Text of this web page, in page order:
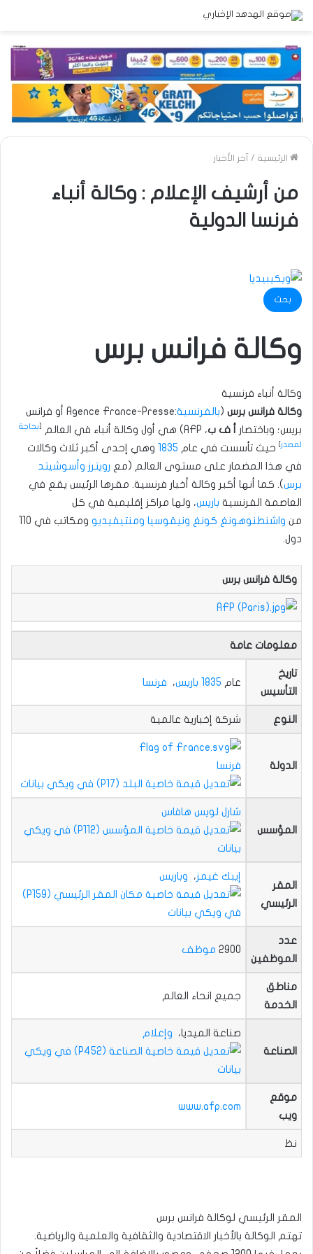
الرئيسية / آخر الأخبار
من أرشيف الإعلام : وكالة أنباء
فرنسا الدولية
بحث
وكالة فرانس برس
وكالة أنباء فرنسية
وكالة فرانس برس (بالفرنسية
:Agence France-Presse أو فرانس
بريس؛ وباختصار
أ ف ب، AFP) هي أول وكالة أنباء في العالم [بحاجة
لمصدر] حيث تأسست في عام 1835 وهي إحدى أكبر ثلاث وكالات
في هذا المضمار على مستوى العالم (مع رويترز وأسوشيتد
برس). كما أنها أكبر وكالة أخبار فرنسية. مقرها الرئيس يقع في
العاصمة الفرنسية باريس، ولها مراكز إقليمية في كل
من واشنطنوهونغ كونغ ونيقوسيا ومنتيفيديو
ومكاتب في 110
دول.
وكالة فرانس برس
معلومات عامة
تاريخ
التأسيس
عام 1835 باريس، فرنسا
النوع شركة إخبارية عالمية
الدولة فرنسا
المؤسس
شارل لويس هافاس
المقر
الرئيسي
إيبك غيمز، وباريس
عدد
الموظفين
2900 موظف
مناطق
الخدمة
جميع انحاء العالم
الصناعة
صناعة الميديا، وإعلام
موقع
ويب
www.afp.com
نظ
المقر الرئيسي لوكالة فرانس برس
تهتم الوكالة بالأخبار الاقتصادية والثقافية والعلمية والرياضية.